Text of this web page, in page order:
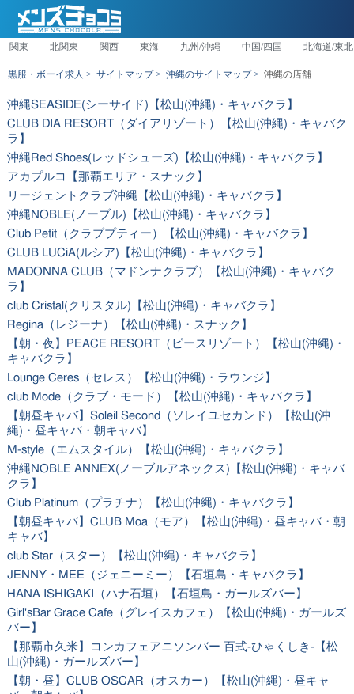
関東 北関東 関西 東海 九州/沖縄 中国/四国 北海道/東北
黒服・ボーイ求人 サイトマップ 沖縄のサイトマップ 沖縄の店舗
沖縄SEASIDE(シーサイド)【松山(沖縄)・キャバクラ】
CLUB DIA RESORT（ダイアリゾート）【松山(沖縄)・キャバク
ラ】
沖縄Red Shoes(レッドシューズ)【松山(沖縄)・キャバクラ】
アカプルコ【那覇エリア・スナック】
リージェントクラブ沖縄【松山(沖縄)・キャバクラ】
沖縄NOBLE(ノーブル)【松山(沖縄)・キャバクラ】
Club Petit（クラブプティー）【松山(沖縄)・キャバクラ】
CLUB LUCiA(ルシア)【松山(沖縄)・キャバクラ】
MADONNA CLUB（マドンナクラブ）【松山(沖縄)・キャバク
ラ】
club Cristal(クリスタル)【松山(沖縄)・キャバクラ】
Regina（レジーナ）【松山(沖縄)・スナック】
【朝・夜】PEACE RESORT（ピースリゾート）【松山(沖縄)・
キャバクラ】
Lounge Ceres（セレス）【松山(沖縄)・ラウンジ】
club Mode（クラブ・モード）【松山(沖縄)・キャバクラ】
【朝昼キャバ】Soleil Second（ソレイユセカンド）【松山(沖
縄)・昼キャバ・朝キャバ】
M-style（エムスタイル）【松山(沖縄)・キャバクラ】
沖縄NOBLE ANNEX(ノーブルアネックス)【松山(沖縄)・キャバ
クラ】
Club Platinum（プラチナ）【松山(沖縄)・キャバクラ】
【朝昼キャバ】CLUB Moa（モア）【松山(沖縄)・昼キャバ・朝
キャバ】
club Star（スター）【松山(沖縄)・キャバクラ】
JENNY・MEE（ジェニーミー）【石垣島・キャバクラ】
HANA ISHIGAKI（ハナ石垣）【石垣島・ガールズバー】
Girl'sBar Grace Cafe（グレイスカフェ）【松山(沖縄)・ガールズ
バー】
【那覇市久米】コンカフェアニソンバー 百式-ひゃくしき-【松
山(沖縄)・ガールズバー】
【朝・昼】CLUB OSCAR（オスカー）【松山(沖縄)・昼キャ